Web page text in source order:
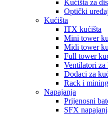
Kućišta za
Optički
Kućišta
ITX kućišta
Mini tower
Midi tower
Full tower
Ventilatori za
Dodaci za
Rack i
Napajanja
Prijenosni
SFX